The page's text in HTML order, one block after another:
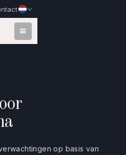
op basis van